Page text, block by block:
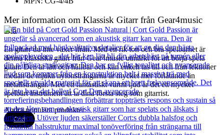
Mer information om Klassisk Gitarr från Gear4music
Blå
En gitarr du inte växer ifrån. Med en rik ton och bra spelbarhet är
denna klassiska gitarr från Gear4music utmärkt för att börja spela
gitarr. Den är lätt och hållbar och kan enkelt tas till och från lektioner
medan de mjuka nylonsträngarna är mycket mer förlåtande än
metallsträngar. Med ett fantastiskt varmt ljud är det ett mycket
spelbart instrument att ta dina första steg som gitarrist.
Andra populära produkter
Cort